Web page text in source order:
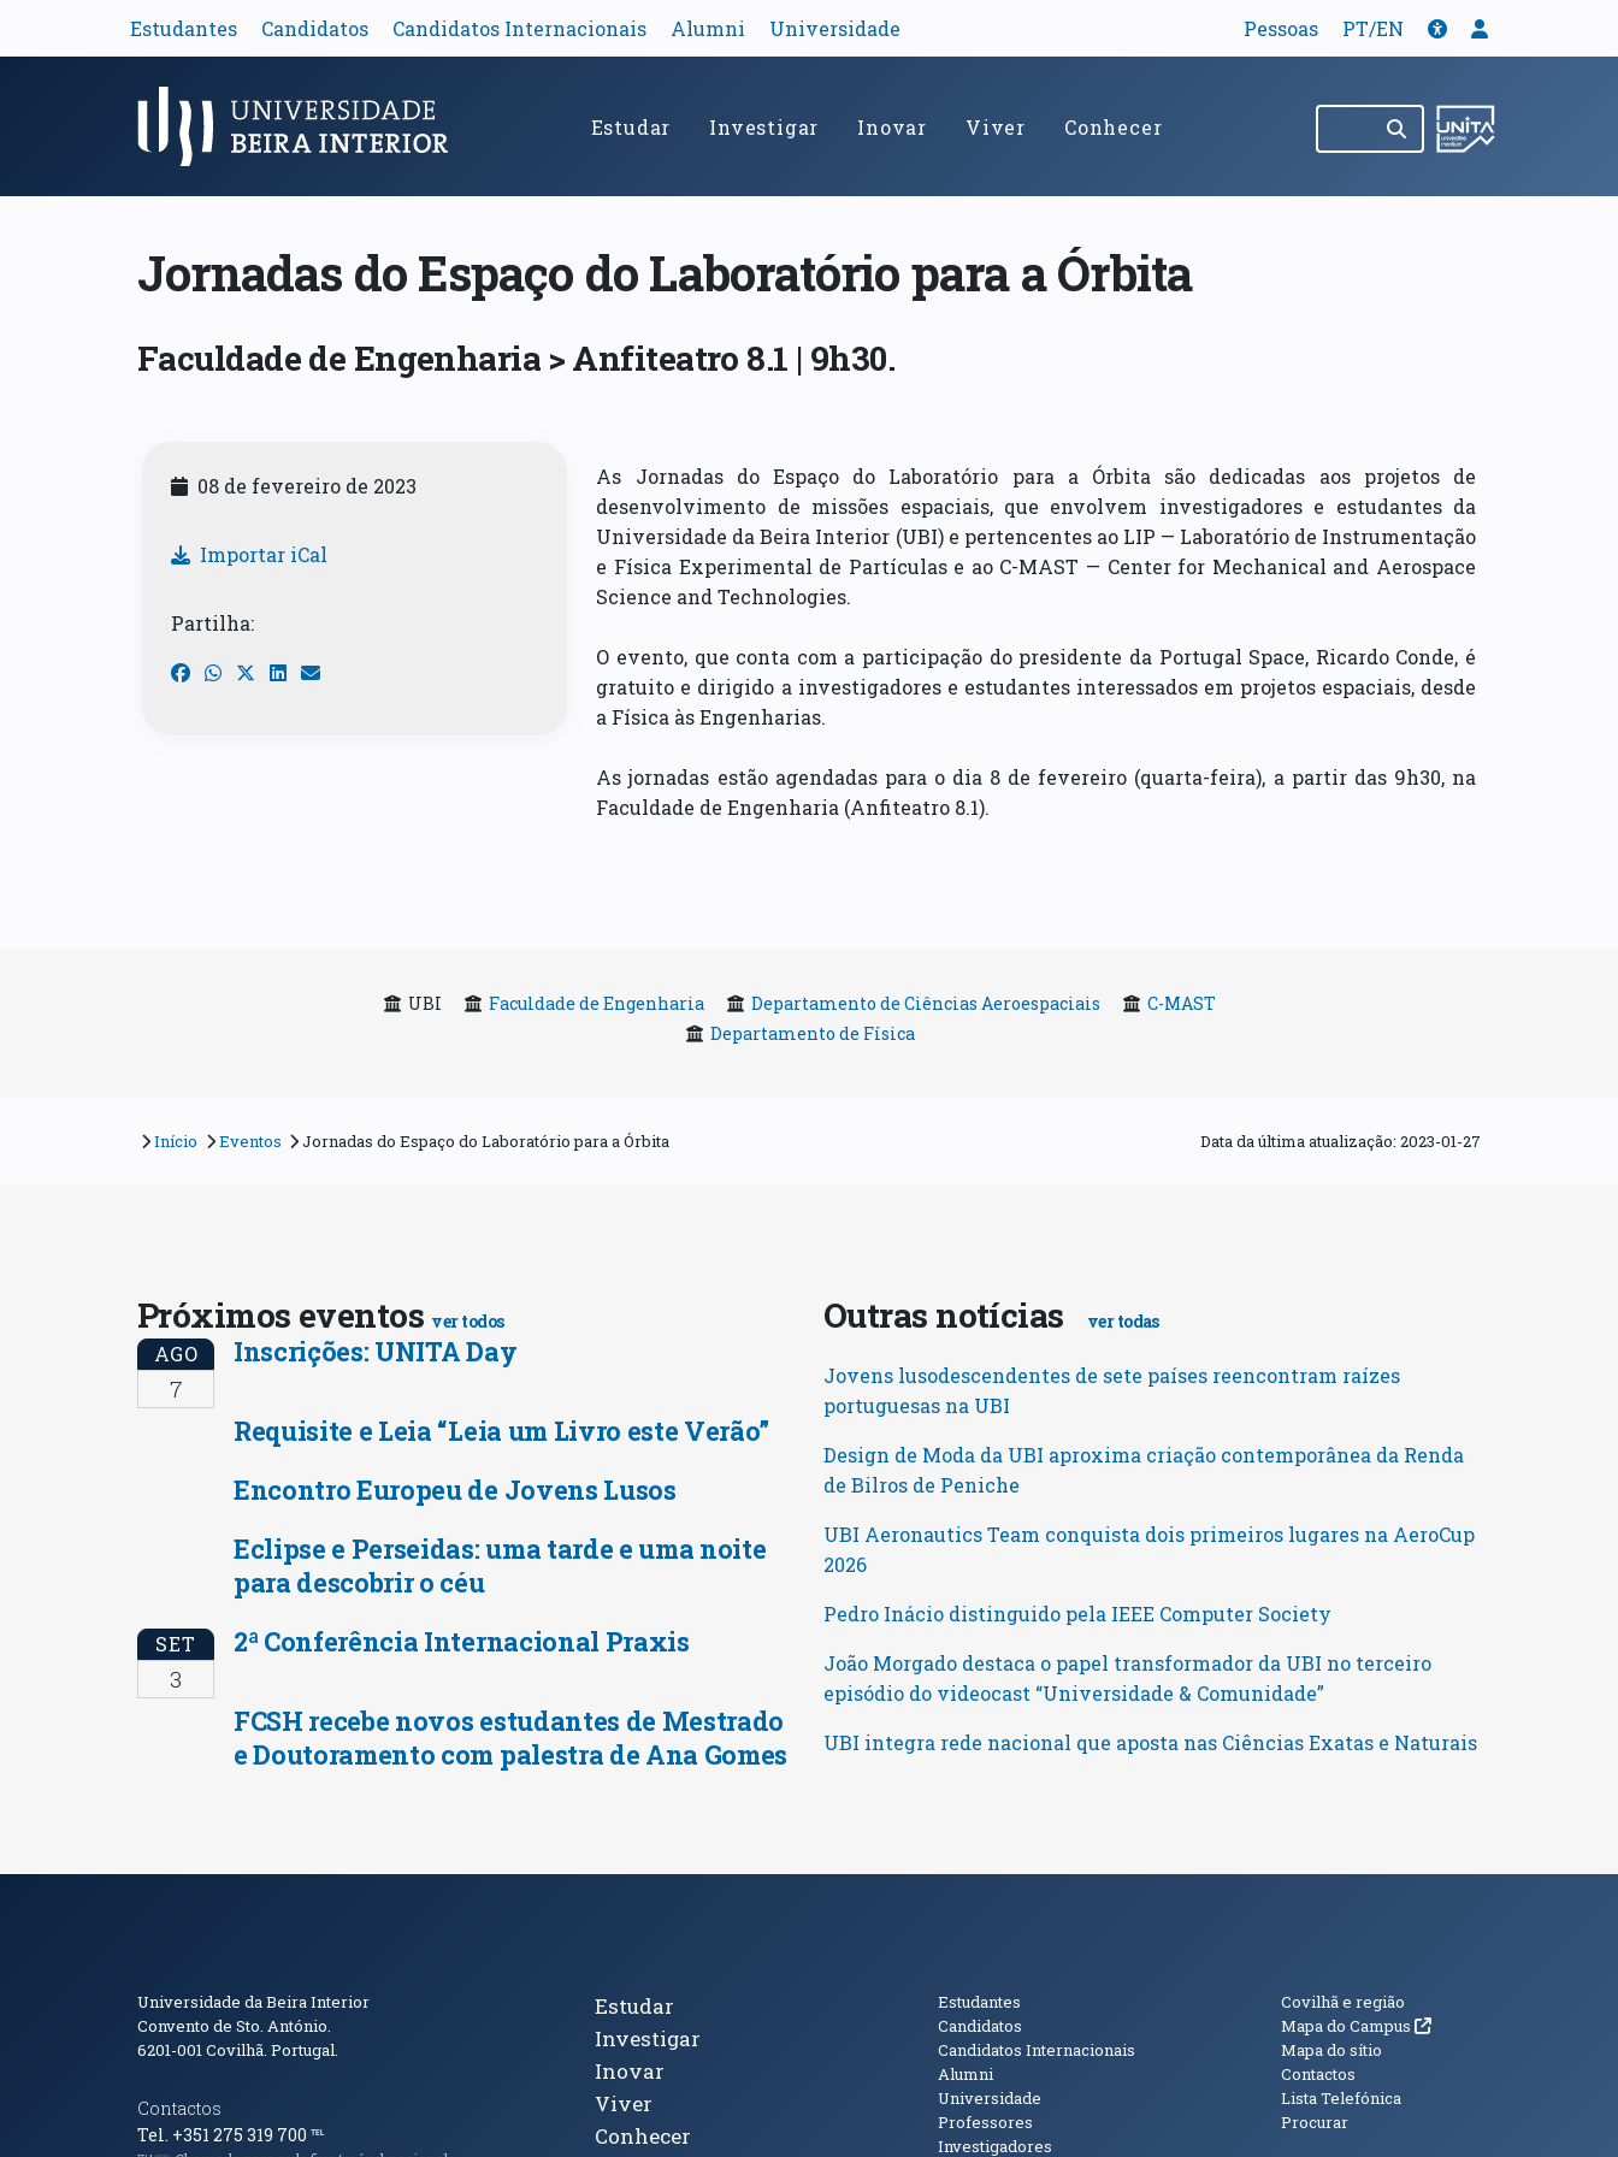
Estudantes Candidatos Candidatos Internacionais Alumni Universidade Pessoas PT/EN Tradução
Acessibilidade
Menu Principal Estudar Investigar Inovar Viver Conhecer Pesquisar no site (abre em
Jornadas do Espaço do Laboratório para a Órbita
Faculdade de Engenharia > Anfiteatro 8.1 | 9h30.
08 de fevereiro de 2023
Importar iCal
Partilha:
As Jornadas do Espaço do Laboratório para a Órbita são dedicadas aos projetos de
desenvolvimento de missões espaciais, que envolvem investigadores e estudantes da
Universidade da Beira Interior (UBI) e pertencentes ao LIP — Laboratório de Instrumentação
e Física Experimental de Partículas e ao C-MAST — Center for Mechanical and Aerospace
Science and Technologies.
O evento, que conta com a participação do presidente da Portugal Space, Ricardo Conde, é
gratuito e dirigido a investigadores e estudantes interessados em projetos espaciais, desde
a Física às Engenharias.
As jornadas estão agendadas para o dia 8 de fevereiro (quarta-feira), a partir das 9h30, na
Faculdade de Engenharia (Anfiteatro 8.1).
UBI Faculdade de Engenharia Departamento de Ciências Aeroespaciais
C-MAST
Departamento de Física
Início Eventos Jornadas do Espaço do Laboratório para a Órbita Data da última atualização: 2023-01-27
Próximos eventos ver todos
AGO
7
Inscrições: UNITA Day
Requisite e Leia “Leia um Livro este Verão”
Encontro Europeu de Jovens Lusos
Eclipse e Perseidas: uma tarde e uma noite
para descobrir o céu
SET
3
2ª Conferência Internacional Praxis
FCSH recebe novos estudantes de Mestrado
e Doutoramento com palestra de Ana Gomes
Outras notícias ver todas
Jovens lusodescendentes de sete países reencontram raízes
portuguesas na UBI
Design de Moda da UBI aproxima criação contemporânea da Renda
de Bilros de Peniche
UBI Aeronautics Team conquista dois primeiros lugares na AeroCup
2026
Pedro Inácio distinguido pela IEEE Computer Society
João Morgado destaca o papel transformador da UBI no terceiro
episódio do videocast “Universidade & Comunidade”
UBI integra rede nacional que aposta nas Ciências Exatas e Naturais
Informações de Contacto
Universidade da Beira Interior
Convento de Sto. António.
6201-001Covilhã. Portugal.
Contactos
Tel. +351 275 319 700 ℡
Tópicos Principais
Estudar
Investigar
Inovar
Viver
Conhecer
Públicos
Estudantes
Candidatos
Candidatos Internacionais
Alumni
Universidade
Professores
Investigadores
Informações
Covilhã e região
Mapa do Campus (abre em nova janela)
Mapa do sítio
Contactos
Lista Telefónica
Procurar